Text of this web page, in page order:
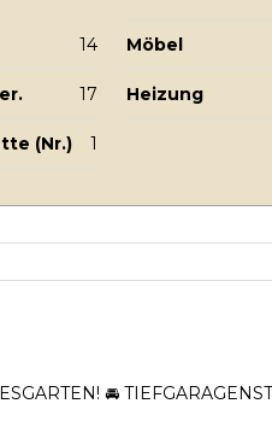
14 Möbel
17 Heizung
(Nr.) 1
🚘